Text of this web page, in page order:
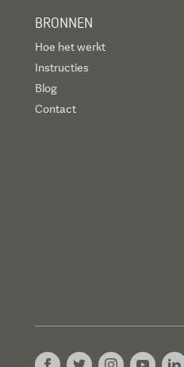
BRONNEN
Hoe het werkt
Instructies
Blog
Contact